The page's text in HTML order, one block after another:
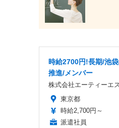
時給2700円!長期/池
推進/メンバー
株式会社エーティーエ
東京都
時給2,700円～
派遣社員